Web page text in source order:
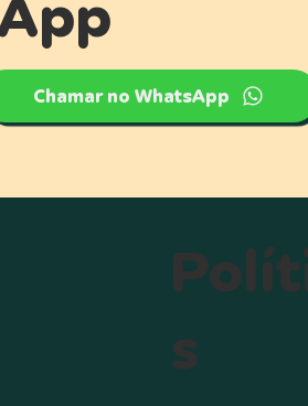
Chamar no WhatsApp
s